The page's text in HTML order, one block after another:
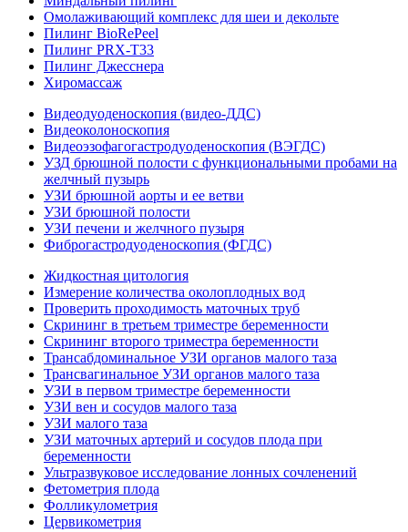
Омолаживающий комплекс для шеи и декольте
Пилинг BioRePeel
Пилинг PRX-T33
Пилинг Джесснера
Хиромассаж
Видеодуоденоскопия (видео-ДДС)
Видеоколоноскопия
Видеоэзофагогастродуоденоскопия (ВЭГДС)
УЗД брюшной полости с функциональными пробами на
желчный пузырь
УЗИ брюшной аорты и ее ветви
УЗИ брюшной полости
УЗИ печени и желчного пузыря
Фиброгастродуоденоскопия (ФГДС)
Жидкостная цитология
Измерение количества околоплодных вод
Проверить проходимость маточных труб
Скрининг в третьем триместре беременности
Скрининг второго триместра беременности
Трансабдоминальное УЗИ органов малого таза
Трансвагинальное УЗИ органов малого таза
УЗИ в первом триместре беременности
УЗИ вен и сосудов малого таза
УЗИ малого таза
УЗИ маточных артерий и сосудов плода при
беременности
Ультразвуковое исследование лонных сочленений
Фетометрия плода
Фолликулометрия
Цервикометрия